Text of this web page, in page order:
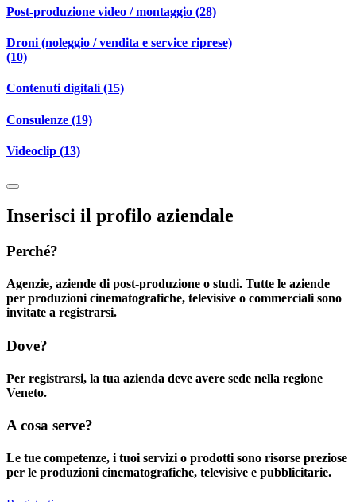
Post-produzione video / montaggio (28)
Droni (noleggio / vendita e service riprese)
(10)
Contenuti digitali (15)
Consulenze (19)
Videoclip (13)
Inserisci il profilo aziendale
Perché?
Agenzie, aziende di post-produzione o studi. Tutte le aziende
per produzioni cinematografiche, televisive o commerciali sono
invitate a registrarsi.
Dove?
Per registrarsi, la tua azienda deve avere sede nella regione
Veneto.
A cosa serve?
Le tue competenze, i tuoi servizi o prodotti sono risorse preziose
per le produzioni cinematografiche, televisive e pubblicitarie.